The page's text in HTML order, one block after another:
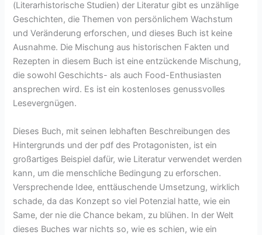
(Literarhistorische Studien) der Literatur gibt es unzählige
Geschichten, die Themen von persönlichem Wachstum
und Veränderung erforschen, und dieses Buch ist keine
Ausnahme. Die Mischung aus historischen Fakten und
Rezepten in diesem Buch ist eine entzückende Mischung,
die sowohl Geschichts- als auch Food-Enthusiasten
ansprechen wird. Es ist ein kostenloses genussvolles
Lesevergnügen.
Dieses Buch, mit seinen lebhaften Beschreibungen des
Hintergrunds und der pdf des Protagonisten, ist ein
großartiges Beispiel dafür, wie Literatur verwendet werden
kann, um die menschliche Bedingung zu erforschen.
Versprechende Idee, enttäuschende Umsetzung, wirklich
schade, da das Konzept so viel Potenzial hatte, wie ein
Same, der nie die Chance bekam, zu blühen. In der Welt
dieses Buches war nichts so, wie es schien, wie ein